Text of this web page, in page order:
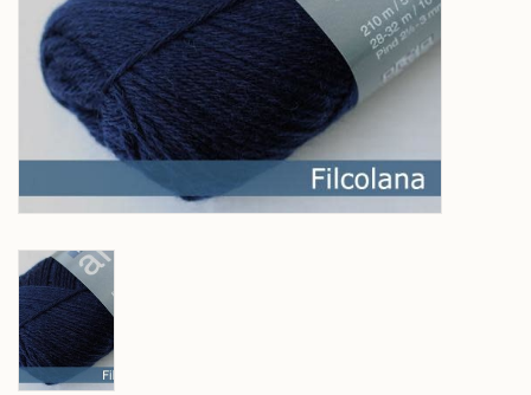
Solden
Over wolder